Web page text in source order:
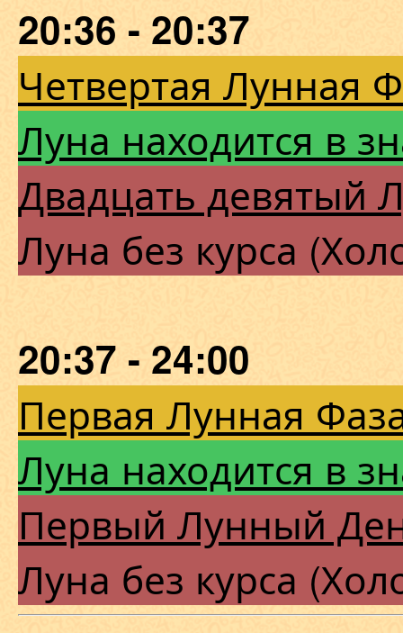
20:36 - 20:37
Четвертая Лунная
Луна находится в
Двадцать девятый
Луна без курса
20:37 - 24:00
Первая Лунная
Луна находится в
Первый Лунный
Луна без курса